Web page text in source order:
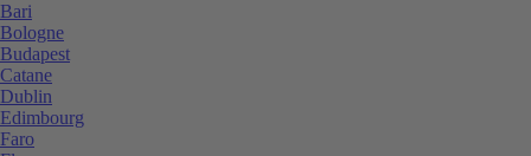
Bari
Bologne
Budapest
Catane
Dublin
Edimbourg
Faro